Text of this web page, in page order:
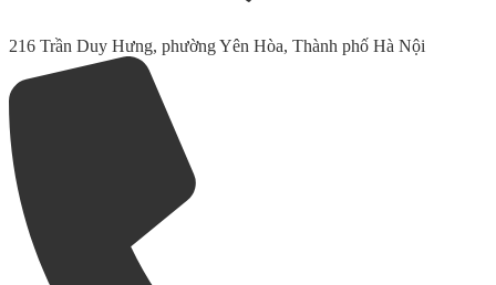
216 Trần Duy Hưng, phường Yên Hòa, Thành phố Hà Nội